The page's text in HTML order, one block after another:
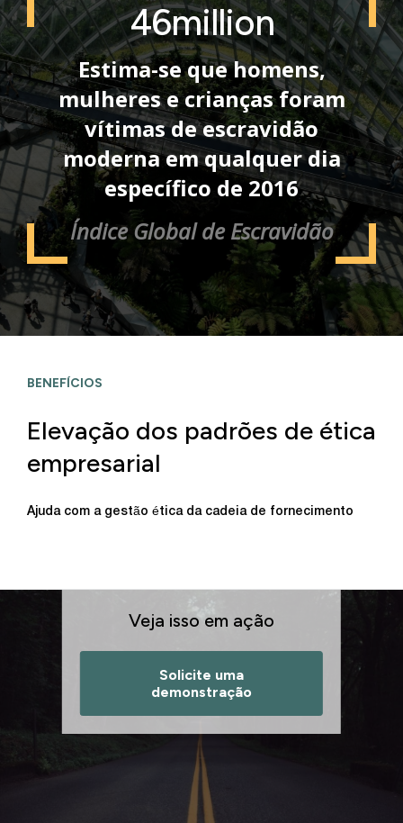
46million
Estima-se que homens,
mulheres e crianças foram
vítimas de escravidão
moderna em qualquer dia
específico de 2016
Índice Global de Escravidão
BENEFÍCIOS
Elevação dos padrões de ética
empresarial
Ajuda com a gestão ética da cadeia de fornecimento
Veja isso em ação
Solicite uma
demonstração